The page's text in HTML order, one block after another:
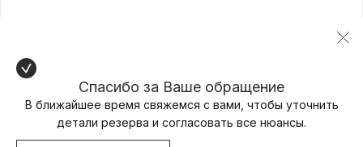
Спасибо за Ваше обращение
В ближайшее время свяжемся с вами, чтобы уточнить
детали резерва и согласовать все нюансы.